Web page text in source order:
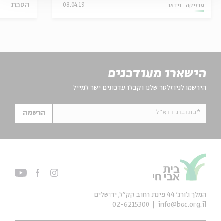
מוזיקה וידאו 08.04.19 הסכת
הישארו מעודכנים
הירשמו לניוזלטר שלנו וקבלו עדכונים ישר למייל
*כתובת דוא"ל הרשמה
המלך ג'ורג' 44 פינת רחוב קק״ל, ירושלים
info@bac.org.il
02-6215300